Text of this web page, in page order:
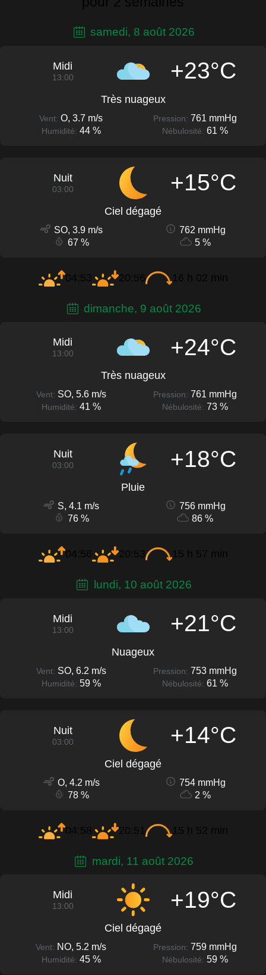
samedi, 8 août 2026
Midi
13:00 +23°C
Très nuageux
Vent: O, 3.7 m/s Pression: 761 mmHg
Humidité: 44 % Nébulosité: 61 %
Nuit
03:00 +15°C
Ciel dégagé
SO, 3.9 m/s
762 mmHg
67 %
5 %
04:53 20:56 16 h 02 min
dimanche, 9 août 2026
Midi
13:00 +24°C
Très nuageux
Vent: SO, 5.6 m/s Pression: 761 mmHg
Humidité: 41 % Nébulosité: 73 %
Nuit
03:00 +18°C
Pluie
S, 4.1 m/s
756 mmHg
76 %
86 %
04:56 20:53 15 h 57 min
lundi, 10 août 2026
Midi
13:00 +21°C
Nuageux
Vent: SO, 6.2 m/s Pression: 753 mmHg
Humidité: 59 % Nébulosité: 61 %
Nuit
03:00 +14°C
Ciel dégagé
O, 4.2 m/s
754 mmHg
78 %
2 %
04:58 20:51 15 h 52 min
mardi, 11 août 2026
Midi
13:00 +19°C
Ciel dégagé
Vent: NO, 5.2 m/s Pression: 759 mmHg
Humidité: 45 % Nébulosité: 59 %